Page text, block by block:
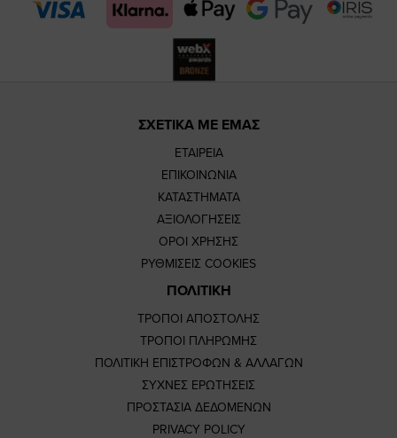
ΣΧΕΤΙΚΑ ΜΕ ΕΜΑΣ
ΕΤΑΙΡΕΙΑ
ΕΠΙΚΟΙΝΩΝΙΑ
ΚΑΤΑΣΤΗΜΑΤΑ
ΑΞΙΟΛΟΓΗΣΕΙΣ
ΟΡΟΙ ΧΡΗΣΗΣ
ΡΥΘΜΙΣΕΙΣ COOKIES
ΠΟΛΙΤΙΚΗ
ΤΡΟΠΟΙ ΑΠΟΣΤΟΛΗΣ
ΤΡΟΠΟΙ ΠΛΗΡΩΜΗΣ
ΠΟΛΙΤΙΚΗ ΕΠΙΣΤΡΟΦΩΝ & ΑΛΛΑΓΩΝ
ΣΥΧΝΕΣ ΕΡΩΤΗΣΕΙΣ
ΠΡΟΣΤΑΣΙΑ ΔΕΔΟΜΕΝΩΝ
PRIVACY POLICY